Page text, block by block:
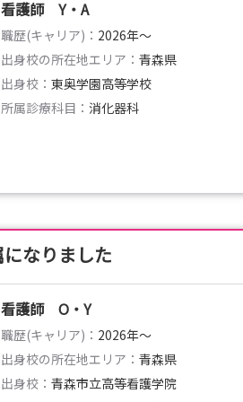
看護師 Y・A
職歴(キャリア)： 2026年〜
出身校の所在地エリア： 青森県
出身校： 東奥学園高等学校
所属診療科目： 消化器科
なりました
看護師 O・Y
職歴(キャリア)： 2026年〜
出身校の所在地エリア： 青森県
出身校： 青森市立高等看護学院